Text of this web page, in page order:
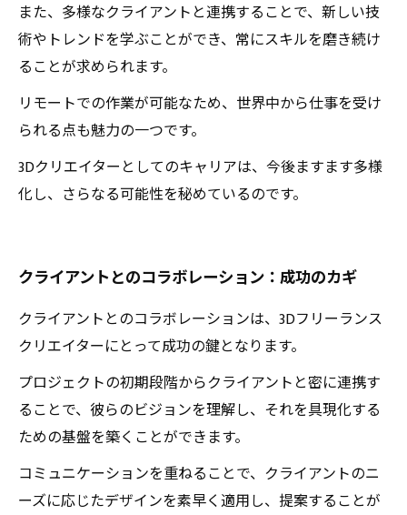
また、多様なクライアントと連携することで、新しい技
術やトレンドを学ぶことができ、常にスキルを磨き続け
ることが求められます。
リモートでの作業が可能なため、世界中から仕事を受け
られる点も魅力の一つです。
3Dクリエイターとしてのキャリアは、今後ますます多様
化し、さらなる可能性を秘めているのです。
クライアントとのコラボレーション：成功のカギ
クライアントとのコラボレーションは、3Dフリーランス
クリエイターにとって成功の鍵となります。
プロジェクトの初期段階からクライアントと密に連携す
ることで、彼らのビジョンを理解し、それを具現化する
ための基盤を築くことができます。
コミュニケーションを重ねることで、クライアントのニ
ーズに応じたデザインを素早く適用し、提案することが